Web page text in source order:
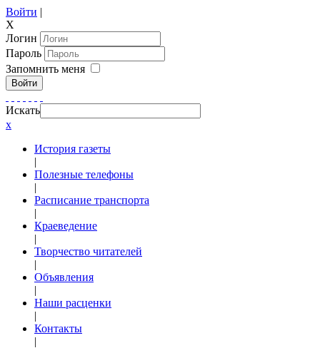
Войти |
X
Логин
Пароль
Запомнить меня
Войти
Искать
x
История газеты
|
Полезные телефоны
|
Расписание транспорта
|
Краеведение
|
Творчество читателей
|
Объявления
|
Наши расценки
|
Контакты
|